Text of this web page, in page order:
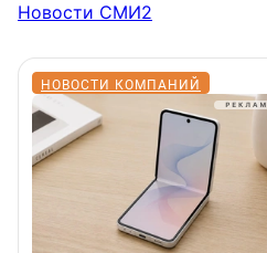
Новости СМИ2
НОВОСТИ КОМПАНИЙ